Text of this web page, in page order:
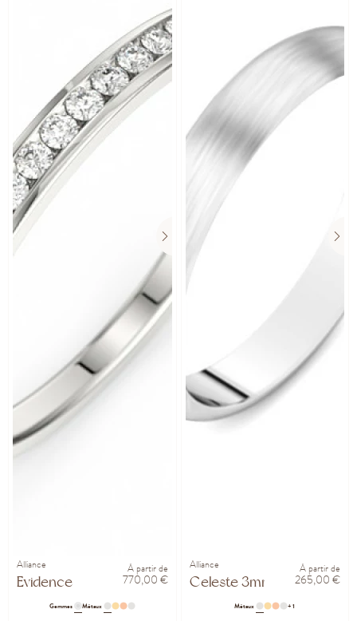
Alliance
Evidence
À partir de
770,00 €
Gemmes Métaux
Alliance
Celeste 3mm
À partir de
265,00 €
Métaux + 1